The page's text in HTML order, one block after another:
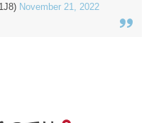
November 21, 2022